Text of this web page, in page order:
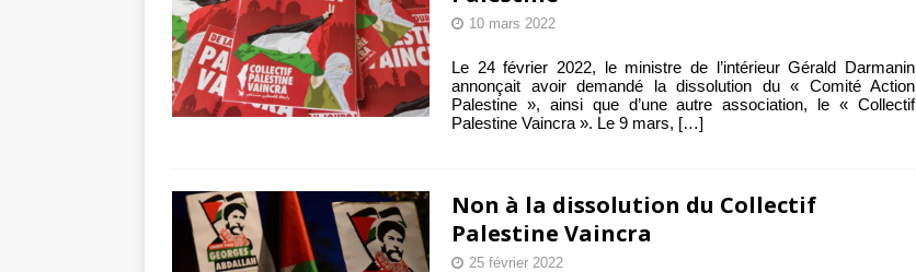
10 mars 2022
Le 24 février 2022, le ministre de l’intérieur Gérald Darmanin
annonçait avoir demandé la dissolution du « Comité Action
Palestine », ainsi que d’une autre association, le « Collectif
Palestine Vaincra ». Le 9 mars, […]
Non à la dissolution du Collectif
Palestine Vaincra
25 février 2022